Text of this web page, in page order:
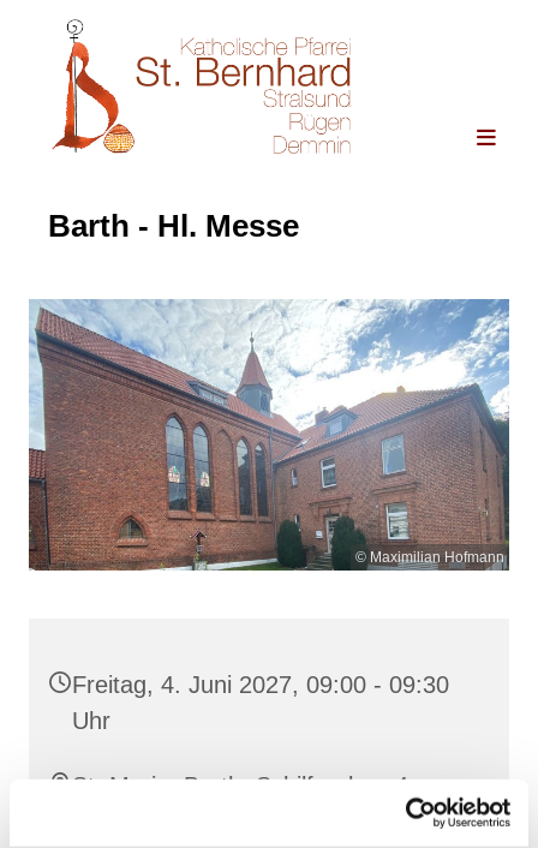
Barth - Hl. Messe
© Maximilian Hofmann
Freitag, 4. Juni 2027, 09:00 - 09:30
Uhr
St. Maria, Barth, Schilfgraben 4,